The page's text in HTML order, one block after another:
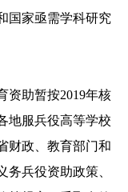
国家亟需学科研究
资助暂按2019年核
地服兵役高等学校
财政、教育部门和
兵役资助政策、